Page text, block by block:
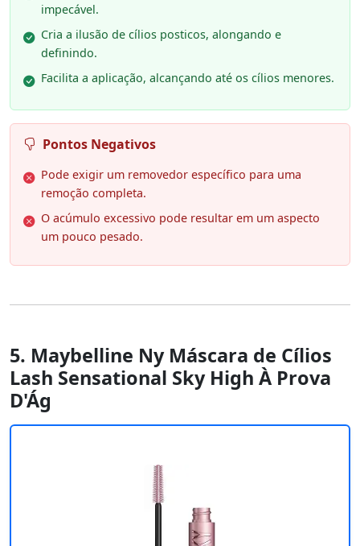
impecável.
Cria a ilusão de cílios posticos, alongando e
definindo.
Facilita a aplicação, alcançando até os cílios menores.
Pontos Negativos
Pode exigir um removedor específico para uma
remoção completa.
O acúmulo excessivo pode resultar em um aspecto
um pouco pesado.
5. Maybelline Ny Máscara de Cílios
Lash Sensational Sky High À Prova
D'Ág